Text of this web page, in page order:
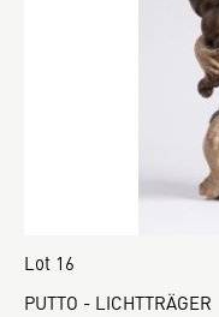
Lot 16
PUTTO - LICHTTRÄGER